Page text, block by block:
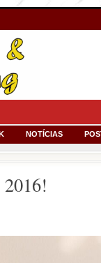
NOTÍCIAS
2016!